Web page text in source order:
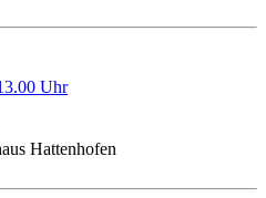
Uhr
Hattenhofen